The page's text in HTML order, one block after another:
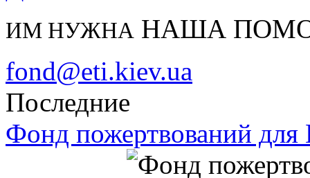
ИМ НУЖНА НАША
fond@eti.kiev.ua
Последние
Фонд пожертвований для